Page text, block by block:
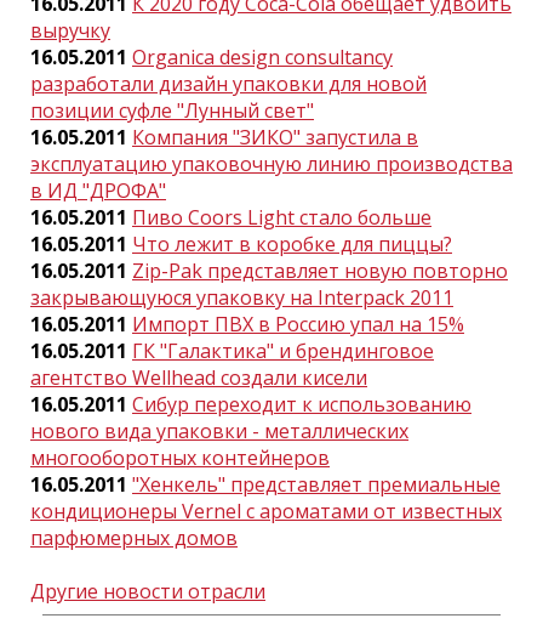
выручку
16.05.2011 Organica design consultancy
разработали дизайн упаковки для новой
позиции суфле "Лунный свет"
16.05.2011 Компания "ЗИКО" запустила в
эксплуатацию упаковочную линию производства
в ИД "ДРОФА"
16.05.2011 Пиво Coors Light стало больше
16.05.2011 Что лежит в коробке для пиццы?
16.05.2011 Zip-Pak представляет новую повторно
закрывающуюся упаковку на Interpack 2011
16.05.2011 Импорт ПВХ в Россию упал на 15%
16.05.2011 ГК "Галактика" и брендинговое
агентство Wellhead создали кисели
16.05.2011 Сибур переходит к использованию
нового вида упаковки - металлических
многооборотных контейнеров
16.05.2011 "Хенкель" представляет премиальные
кондиционеры Vernel с ароматами от известных
парфюмерных домов
Другие новости отрасли